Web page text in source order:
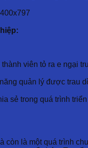
viên tỏ ra e ngại
quản lý được
sẻ trong quá trình
còn là một quá trình